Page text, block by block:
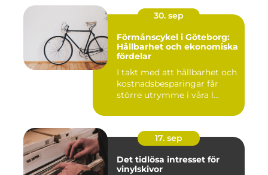
30. sep
Förmånscykel i Göteborg:
Hållbarhet och ekonomiska
fördelar
I takt med att hållbarhet och
kostnadsbesparingar får
större utrymme i våra l...
17. sep
Det tidlösa intresset för
vinylskivor